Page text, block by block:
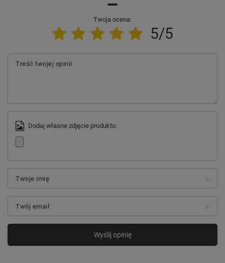
Twoja ocena:
5/5
Treść twojej opinii
Dodaj własne zdjęcie produktu:
Twoje imię
Twój email
Wyślij opinię